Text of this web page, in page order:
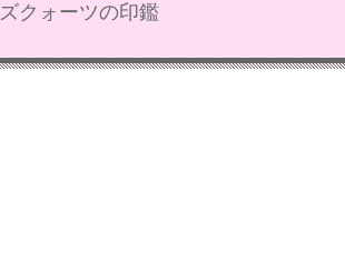
クォーツの印鑑